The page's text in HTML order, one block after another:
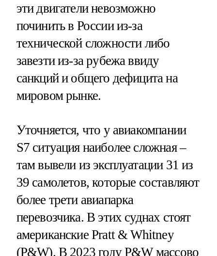
эти двигатели невозможно
починить в России из-за
технической сложности либо
завезти из-за рубежа ввиду
санкций и общего дефицита на
мировом рынке.
Уточняется, что у авиакомпании
S7 ситуация наиболее сложная –
там вывели из эксплуатации 31 из
39 самолетов, которые составляют
более трети авиапарка
перевозчика. В этих суднах стоят
американские Pratt & Whitney
(P&W). В 2023 году P&W массово